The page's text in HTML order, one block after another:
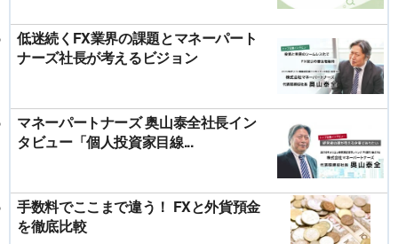
低迷続くFX業界の課題とマネーパート
ナーズ社長が考えるビジョン
マネーパートナーズ 奥山泰全社長イン
タビュー「個人投資家目線...
手数料でここまで違う！ FXと外貨預金
を徹底比較